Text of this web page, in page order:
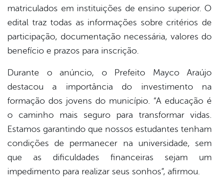
matriculados em instituições de ensino superior. O
edital traz todas as informações sobre critérios de
participação, documentação necessária, valores do
benefício e prazos para inscrição.
Durante o anúncio, o Prefeito Mayco Araújo
destacou a importância do investimento na
formação dos jovens do município. “A educação é
o caminho mais seguro para transformar vidas.
Estamos garantindo que nossos estudantes tenham
condições de permanecer na universidade, sem
que as dificuldades financeiras sejam um
impedimento para realizar seus sonhos”, afirmou.